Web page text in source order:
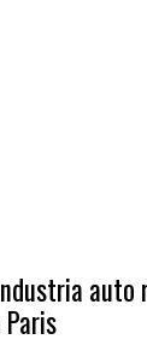
auto